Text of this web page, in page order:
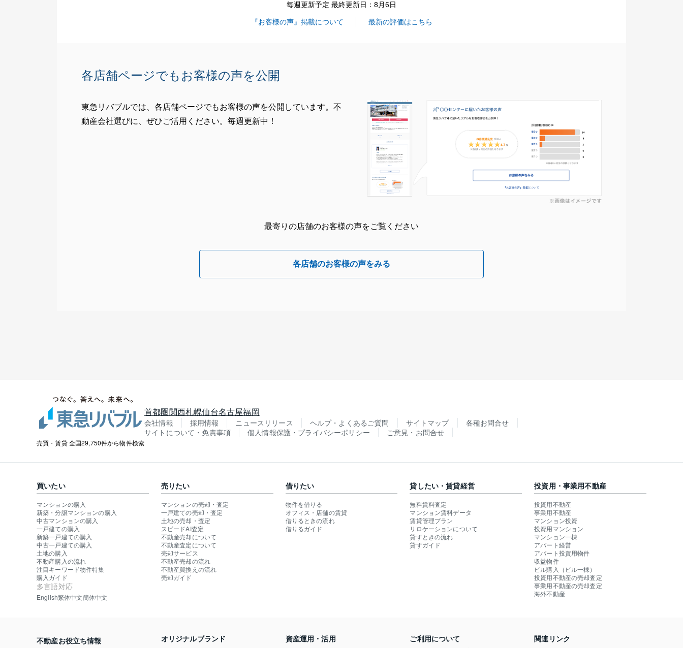
毎週更新予定 最終更新日：8月6日
『お客様の声』掲載について 最新の評価はこちら
各店舗ページでもお客様の声を公開
東急リバブルでは、各店舗ページでもお客様の声を公開しています。不
動産会社選びに、ぜひご活用ください。毎週更新中！
最寄りの店舗のお客様の声をご覧ください
各店舗のお客様の声をみる
売買・賃貸 全国29,750件から物件検索
首都圏関西札幌仙台名古屋福岡
会社情報 採用情報 ニュースリリース ヘルプ・よくあるご質問 サイトマップ
各種お問合せ
サイトについて・免責事項
個人情報保護・プライバシーポリシー ご意見・お問合せ
買いたい
マンションの購入
新築・分譲マンションの購入
中古マンションの購入
一戸建ての購入
新築一戸建ての購入
中古一戸建ての購入
土地の購入
不動産購入の流れ
注目キーワード物件特集
購入ガイド
多言語対応
English繁体中文簡体中文
売りたい
マンションの売却・査定
一戸建ての売却・査定
土地の売却・査定
スピードAI査定
不動産売却について
不動産査定について
売却サービス
不動産売却の流れ
不動産買換えの流れ
売却ガイド
借りたい
物件を借りる
オフィス・店舗の賃貸
借りるときの流れ
借りるガイド
貸したい・賃貸経営
無料賃料査定
マンション賃料データ
賃貸管理プラン
リロケーションについて
貸すときの流れ
貸すガイド
投資用・事業用不動産
投資用不動産
事業用不動産
マンション投資
投資用マンション
マンション一棟
アパート経営
アパート投資用物件
収益物件
ビル購入（ビル一棟）
投資用不動産の売却査定
事業用不動産の売却査定
海外不動産
不動産お役立ち情報 オリジナルブランド 資産運用・活用 ご利用について 関連リンク